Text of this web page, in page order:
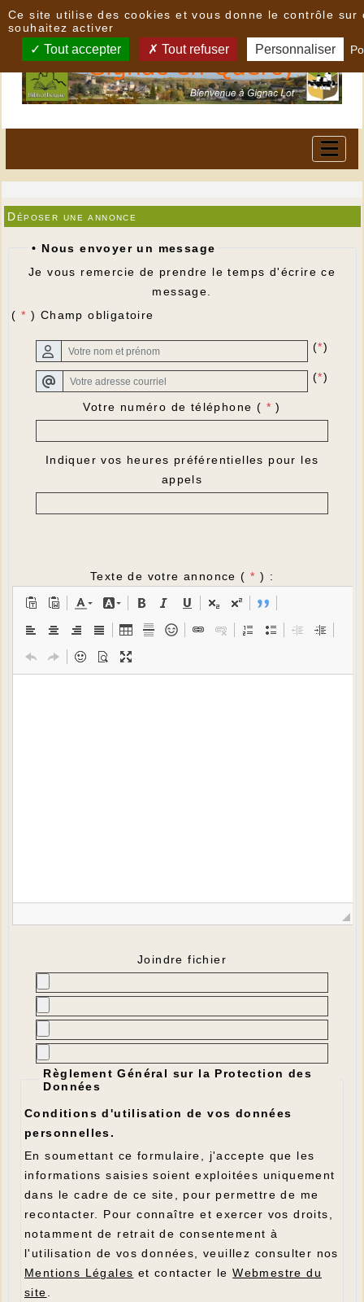
Déposer une annonce
• Nous envoyer un message
Je vous remercie de prendre le temps d'écrire ce
message.
( *) Champ obligatoire
(*)
(*)
Votre numéro de téléphone ( *)
Indiquer vos heures préférentielles pour les
appels
Texte de votre annonce ( * ) :
Joindre fichier
Règlement Général sur la Protection des
Données
Conditions d'utilisation de vos données
personnelles.
En soumettant ce formulaire, j'accepte que les
informations saisies soient exploitées uniquement
dans le cadre de ce site, pour permettre de me
recontacter. Pour connaître et exercer vos droits,
notamment de retrait de consentement à
l'utilisation de vos données, veuillez consulter nos
Mentions Légales et contacter leWebmestre du
site
Ce site utilise des cookies et vous donne le contrôle sur
souhaitez activer
Tout accepter Tout refuser Personnaliser